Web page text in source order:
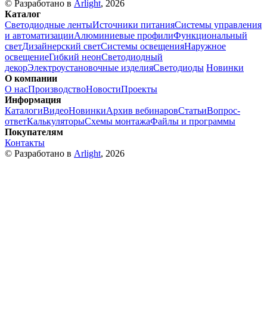
© Разработано в Arlight, 2026
Каталог
Светодиодные лентыИсточники питанияСистемы управления
и автоматизацииАлюминиевые профилиФункциональный
светДизайнерский светСистемы освещенияНаружное
освещениеГибкий неонСветодиодный
декорЭлектроустановочные изделияСветодиоды Новинки
О компании
О насПроизводствоНовостиПроекты
Информация
КаталогиВидеоНовинкиАрхив вебинаровСтатьиВопрос-
ответКалькуляторыСхемы монтажаФайлы и программы
Покупателям
Контакты
© Разработано в Arlight, 2026